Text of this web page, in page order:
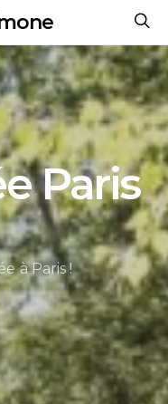
Paris
à Paris !